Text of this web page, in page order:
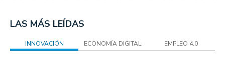
LAS MÁS LEÍDAS
INNOVACIÓN ECONOMÍA DIGITAL EMPLEO 4.0